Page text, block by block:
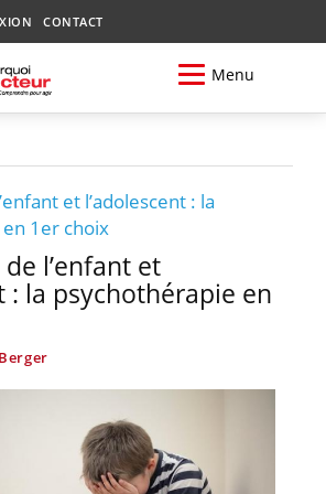
CONTACT
Menu
et l’adolescent : la
1er choix
l’enfant et
: la psychothérapie en